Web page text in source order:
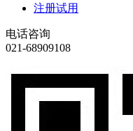
注册试用
电话咨询
021-68909108